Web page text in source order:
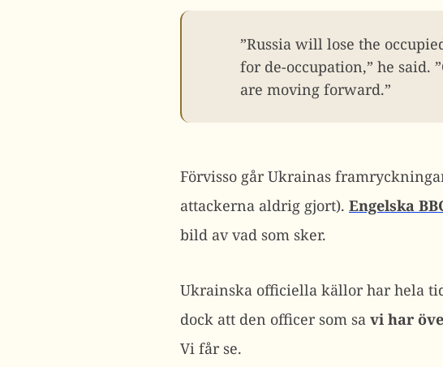
”Russia will lose the
for de-occupation,” he said.
are moving forward.”
Förvisso går Ukrainas
attackerna aldrig gjort). Engelska
bild av vad som sker.
Ukrainska officiella källor har hela
dock att den officer som sa vi har
Vi får se.